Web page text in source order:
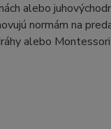
alebo
normám na
alebo Montessori